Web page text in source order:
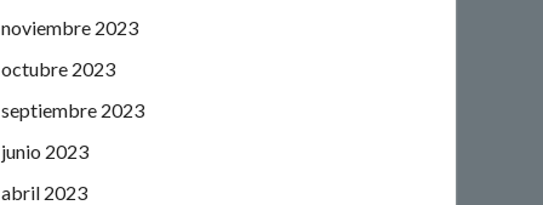
noviembre 2023
octubre 2023
septiembre 2023
junio 2023
abril 2023